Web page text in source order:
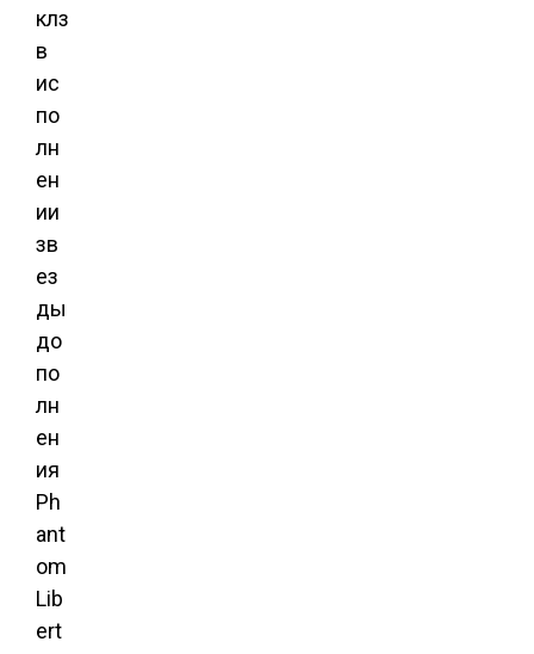
клз
в
ис
по
лн
ен
ии
зв
ез
ды
до
по
лн
ен
ия
Ph
ant
om
Lib
ert